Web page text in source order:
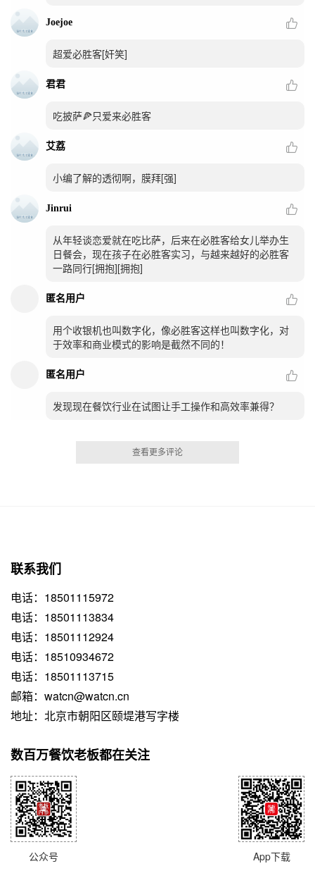
Joejoe
超爱必胜客[奸笑]
君君
吃披萨🍕只爱来必胜客
艾荔
小编了解的透彻啊，膜拜[强]
Jinrui
从年轻谈恋爱就在吃比萨，后来在必胜客给女儿举办生
日餐会，现在孩子在必胜客实习，与越来越好的必胜客
一路同行[拥抱][拥抱]
匿名用户
用个收银机也叫数字化，像必胜客这样也叫数字化，对
于效率和商业模式的影响是截然不同的！
匿名用户
发现现在餐饮行业在试图让手工操作和高效率兼得？
查看更多评论
联系我们
电话：18501115972
电话：18501113834
电话：18501112924
电话：18510934672
电话：18501113715
邮箱：watcn@watcn.cn
地址：北京市朝阳区颐堤港写字楼
数百万餐饮老板都在关注
公众号 App下载